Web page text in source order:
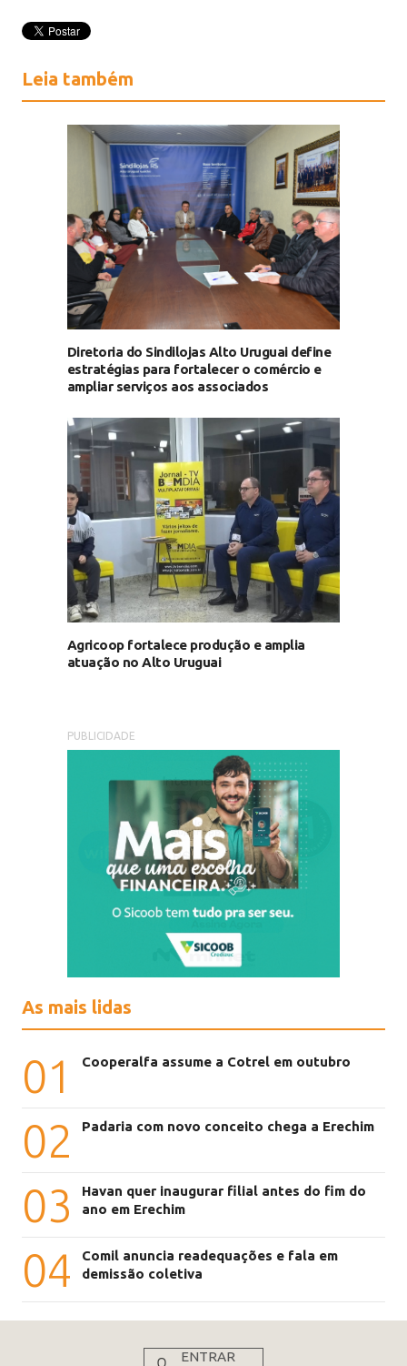
Leia também
Diretoria do Sindilojas Alto Uruguai define
estratégias para fortalecer o comércio e
ampliar serviços aos associados
Agricoop fortalece produção e amplia
atuação no Alto Uruguai
PUBLICIDADE
As mais lidas
01 Cooperalfa assume a Cotrel em outubro
02 Padaria com novo conceito chega a Erechim
03
Havan quer inaugurar filial antes do fim do
ano em Erechim
04
Comil anuncia readequações e fala em
demissão coletiva
ENTRAR